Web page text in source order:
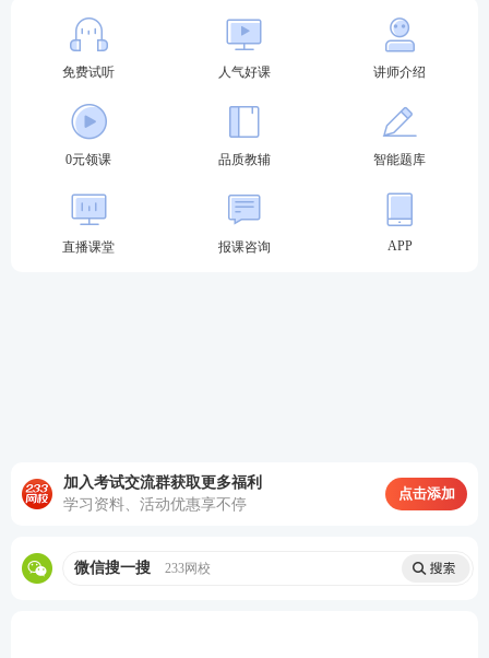
位行业大咖主讲，助你轻松上岸。
执业药师畅学班 ，性价比之选，
考试不过还可免
费重学1次
，购课有保障，备考更安心。
>>点此去了
解执业药师畅学班课程>>
考点集训打卡，每天攻克一个高频考点>>
免费试听 人气好课 讲师介绍
0元领课 品质教辅 智能题库
直播课堂 报课咨询 APP
加入考试交流群获取更多福利
学习资料、活动优惠享不停
点击添加
微信搜一搜 233网校